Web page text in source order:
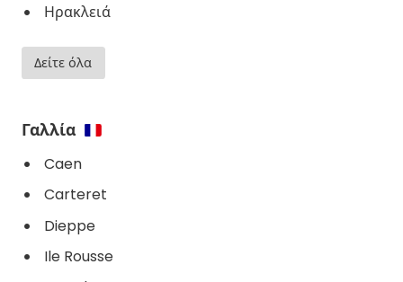
Ηρακλειά
Δείτε όλα
Γαλλία
Caen
Carteret
Dieppe
Ile Rousse